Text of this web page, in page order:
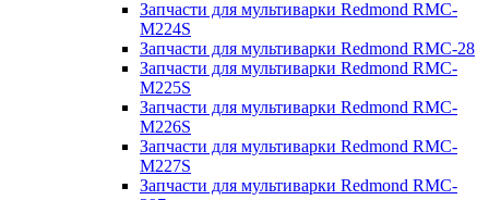
Запчасти для мультиварки Redmond RMC-
M224S
Запчасти для мультиварки Redmond RMC-28
Запчасти для мультиварки Redmond RMC-
M225S
Запчасти для мультиварки Redmond RMC-
M226S
Запчасти для мультиварки Redmond RMC-
M227S
Запчасти для мультиварки Redmond RMC-